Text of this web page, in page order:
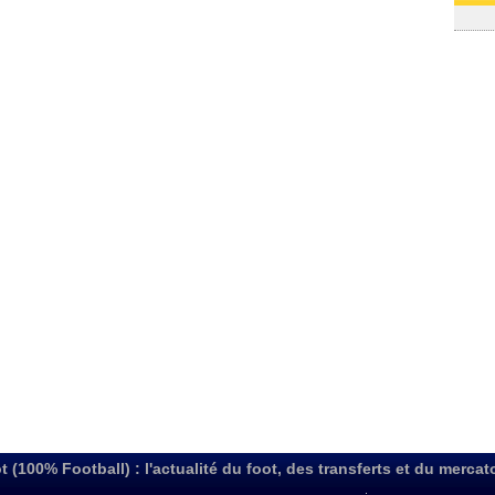
(100% Football) : l'actualité du foot, des transferts et du